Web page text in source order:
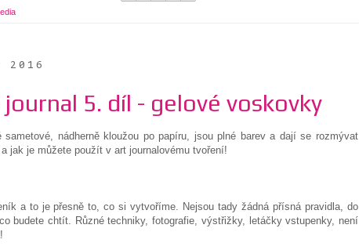
5. díl - gelové voskovky
nádherně kloužou po papíru, jsou plné barev a dají se rozmývat
jak je můžete použít v art journalovému tvoření!
a to je přesně to, co si vytvoříme. Nejsou tady žádná přísná pravidla, do
budete chtít. Různé techniky, fotografie, výstřižky, letáčky vstupenky, není